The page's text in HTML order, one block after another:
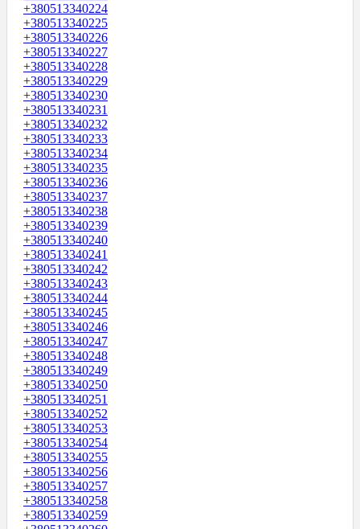
+380513340224
+380513340225
+380513340226
+380513340227
+380513340228
+380513340229
+380513340230
+380513340231
+380513340232
+380513340233
+380513340234
+380513340235
+380513340236
+380513340237
+380513340238
+380513340239
+380513340240
+380513340241
+380513340242
+380513340243
+380513340244
+380513340245
+380513340246
+380513340247
+380513340248
+380513340249
+380513340250
+380513340251
+380513340252
+380513340253
+380513340254
+380513340255
+380513340256
+380513340257
+380513340258
+380513340259